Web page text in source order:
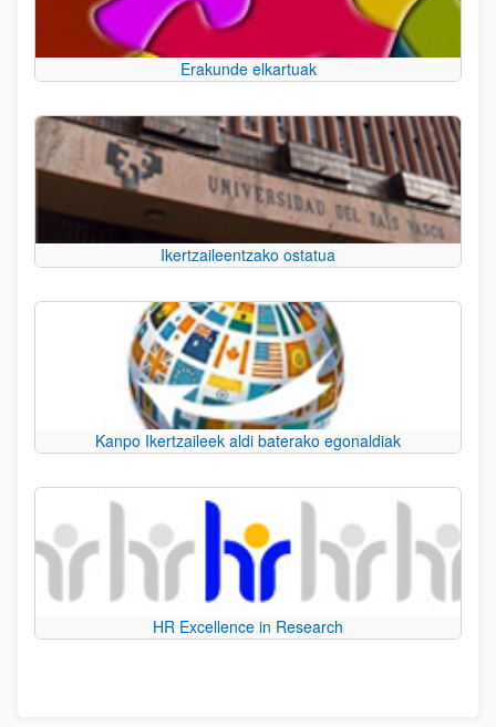
Erakunde elkartuak
Ikertzaileentzako ostatua
Kanpo Ikertzaileek aldi baterako egonaldiak
HR Excellence in Research